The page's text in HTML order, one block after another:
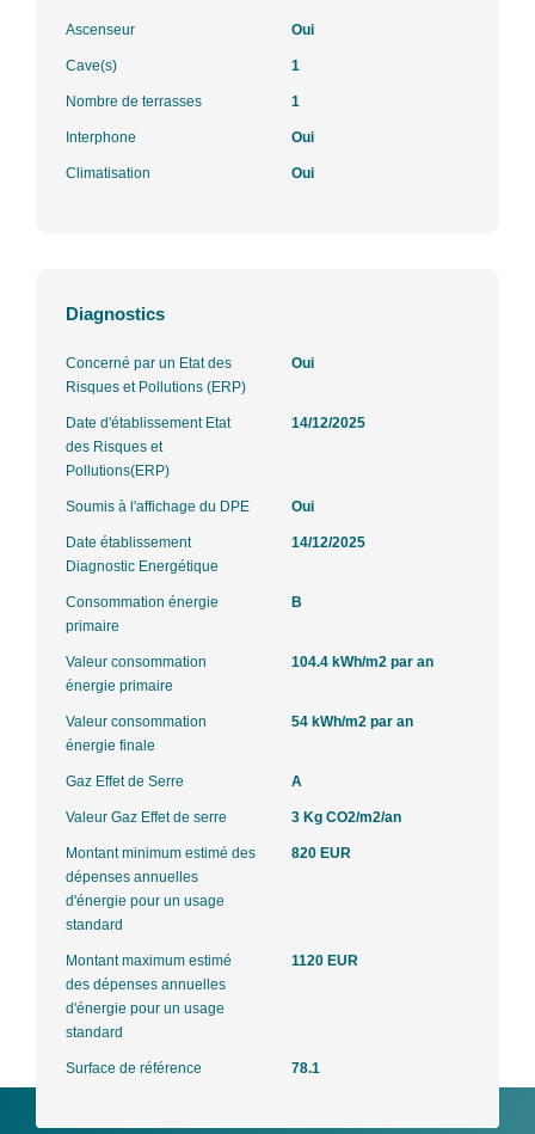
Ascenseur Oui
Cave(s) 1
Nombre de terrasses 1
Interphone Oui
Climatisation Oui
Diagnostics
Concerné par un Etat des
Risques et Pollutions (ERP)
Oui
Date d'établissement Etat
des Risques et
Pollutions(ERP)
14/12/2025
Soumis à l'affichage du DPE Oui
Date établissement
Diagnostic Energétique
14/12/2025
Consommation énergie
primaire
B
Valeur consommation
énergie primaire
104.4 kWh/m2 par an
Valeur consommation
énergie finale
54 kWh/m2 par an
Gaz Effet de Serre A
Valeur Gaz Effet de serre 3 Kg CO2/m2/an
Montant minimum estimé des
dépenses annuelles
d'énergie pour un usage
standard
820 EUR
Montant maximum estimé
des dépenses annuelles
d'énergie pour un usage
standard
1120 EUR
Surface de référence 78.1